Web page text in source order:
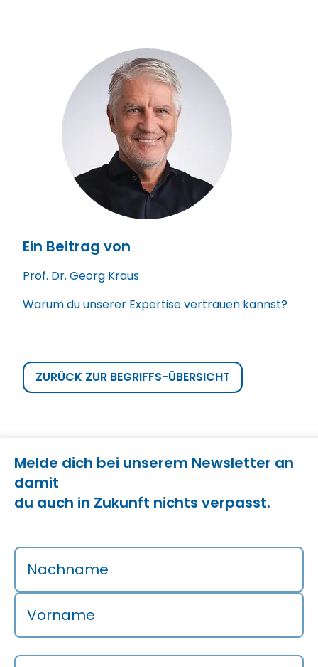
Ein Beitrag von
Prof. Dr. Georg Kraus
Warum du unserer Expertise vertrauen kannst?
ZURÜCK ZUR BEGRIFFS-ÜBERSICHT
Melde dich bei unserem Newsletter an
damit
du auch in Zukunft nichts verpasst.
Nachname
Vorname